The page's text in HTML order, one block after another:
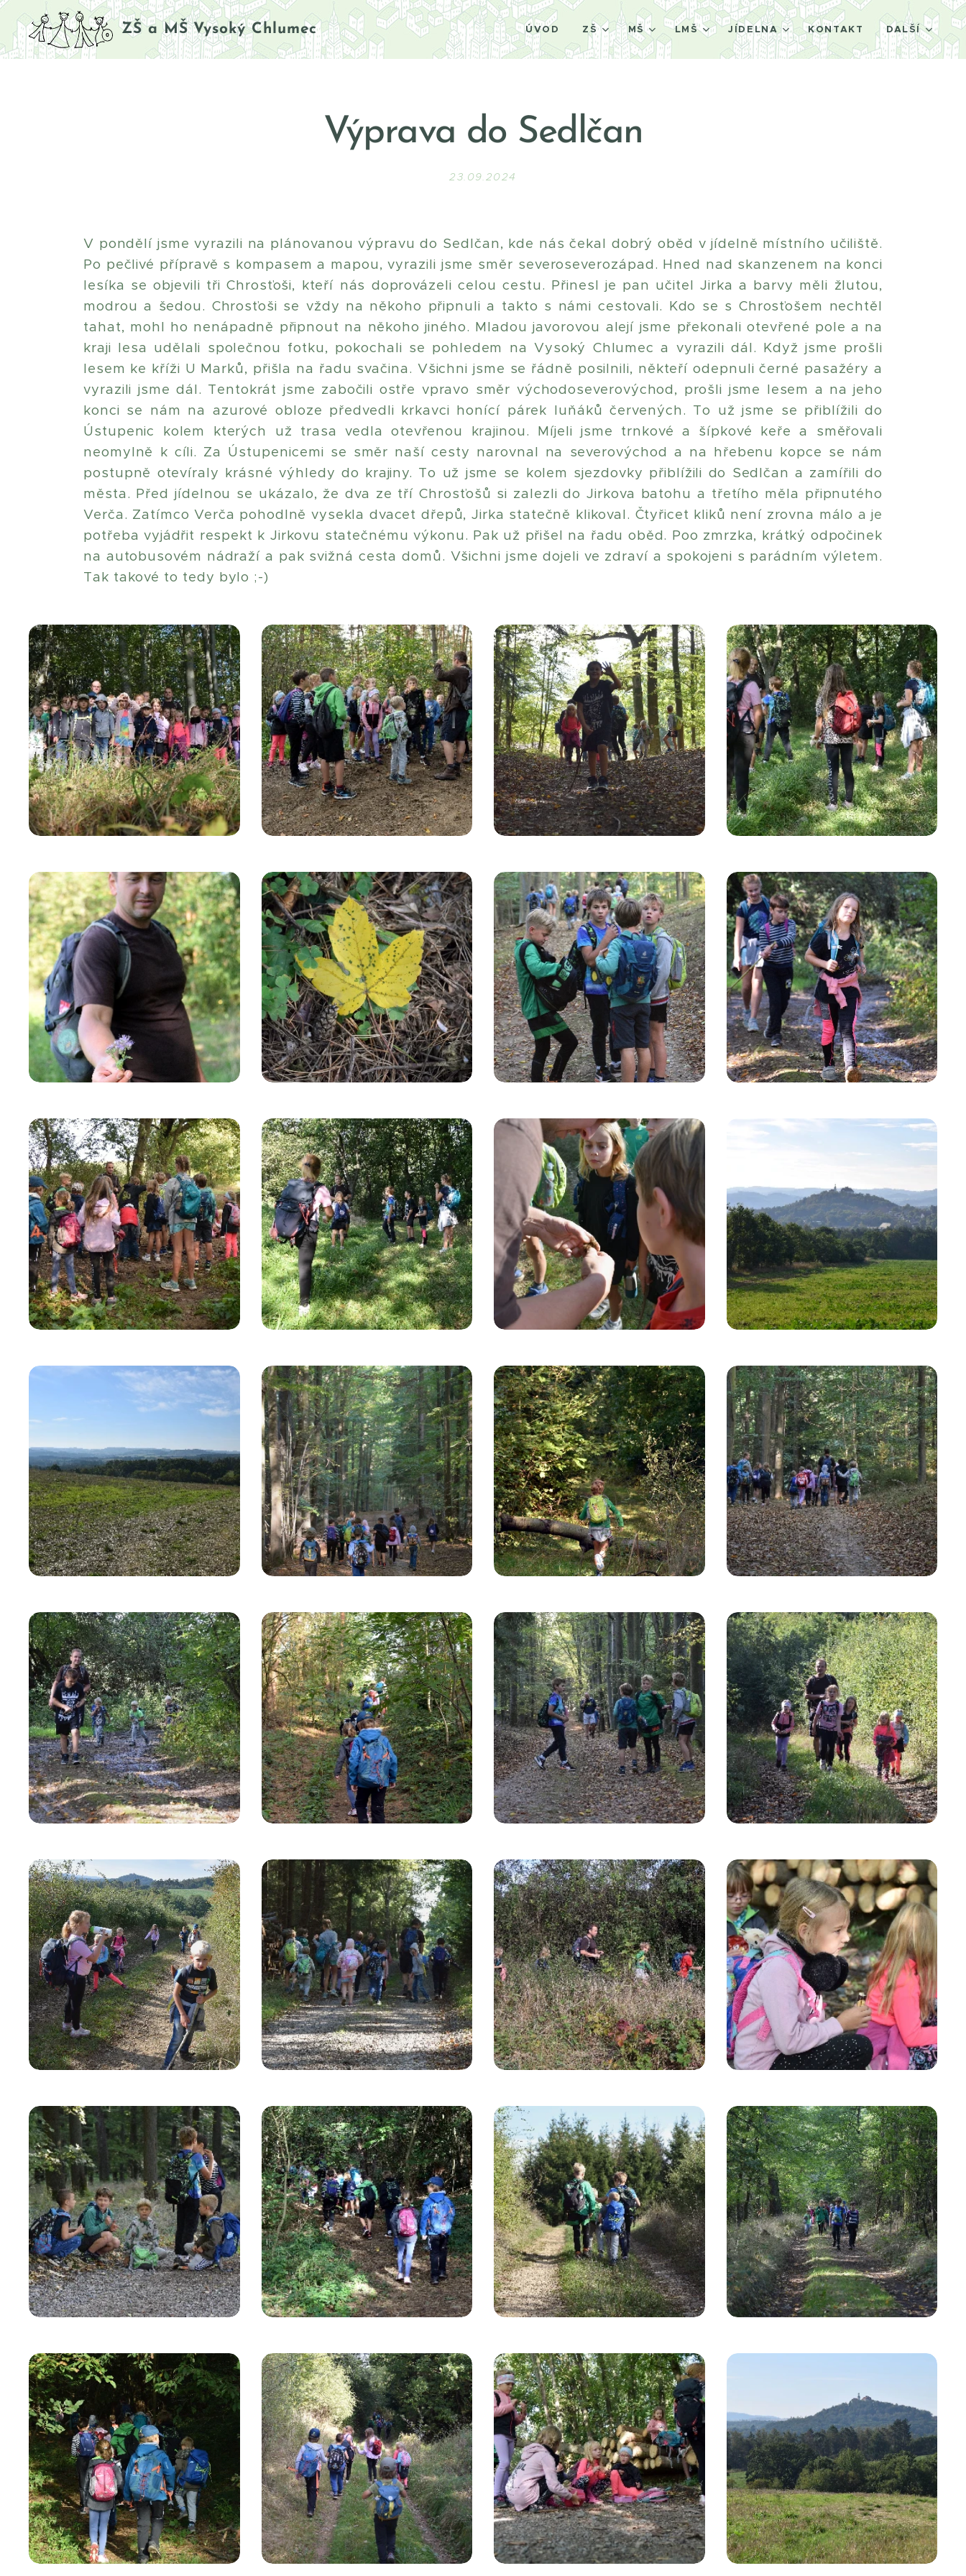
ZŠ a MŠ Vysoký Chlumec ÚVOD ZŠ MŠ LMŠ JÍDELNA KONTAKT DALŠÍ
Výprava do Sedlčan
23.09.2024
V pondělí jsme vyrazili na plánovanou výpravu do Sedlčan, kde nás čekal dobrý oběd v jídelně místního učiliště.
Po pečlivé přípravě s kompasem a mapou, vyrazili jsme směr severoseverozápad. Hned nad skanzenem na konci
lesíka se objevili tři Chrosťoši, kteří nás doprovázeli celou cestu. Přinesl je pan učitel Jirka a barvy měli žlutou,
modrou a šedou. Chrosťoši se vždy na někoho připnuli a takto s námi cestovali. Kdo se s Chrosťošem nechtěl
tahat, mohl ho nenápadně připnout na někoho jiného. Mladou javorovou alejí jsme překonali otevřené pole a na
kraji lesa udělali společnou fotku, pokochali se pohledem na Vysoký Chlumec a vyrazili dál. Když jsme prošli
lesem ke kříži U Marků, přišla na řadu svačina. Všichni jsme se řádně posilnili, někteří odepnuli černé pasažéry a
vyrazili jsme dál. Tentokrát jsme zabočili ostře vpravo směr východoseverovýchod, prošli jsme lesem a na jeho
konci se nám na azurové obloze předvedli krkavci honící párek luňáků červených. To už jsme se přiblížili do
Ústupenic kolem kterých už trasa vedla otevřenou krajinou. Míjeli jsme trnkové a šípkové keře a směřovali
neomylně k cíli. Za Ústupenicemi se směr naší cesty narovnal na severovýchod a na hřebenu kopce se nám
postupně otevíraly krásné výhledy do krajiny. To už jsme se kolem sjezdovky přiblížili do Sedlčan a zamířili do
města. Před jídelnou se ukázalo, že dva ze tří Chrosťošů si zalezli do Jirkova batohu a třetího měla připnutého
Verča. Zatímco Verča pohodlně vysekla dvacet dřepů, Jirka statečně klikoval. Čtyřicet kliků není zrovna málo a je
potřeba vyjádřit respekt k Jirkovu statečnému výkonu. Pak už přišel na řadu oběd. Poo zmrzka, krátký odpočinek
na autobusovém nádraží a pak svižná cesta domů. Všichni jsme dojeli ve zdraví a spokojeni s parádním výletem.
Tak takové to tedy bylo ;-)